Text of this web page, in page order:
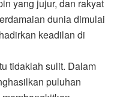
yang jujur, dan rakyat
dunia dimulai
keadilan di
tidaklah sulit. Dalam
puluhan